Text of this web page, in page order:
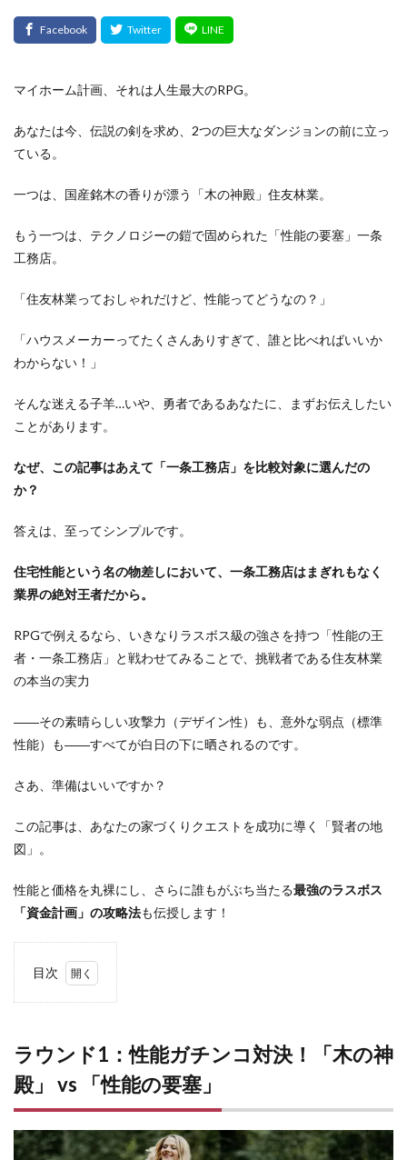
マイホーム計画、それは人生最大のRPG。
あなたは今、伝説の剣を求め、2つの巨大なダンジョンの前に立っ
ている。
一つは、国産銘木の香りが漂う「木の神殿」住友林業。
もう一つは、テクノロジーの鎧で固められた「性能の要塞」一条
工務店。
「住友林業っておしゃれだけど、性能ってどうなの？」
「ハウスメーカーってたくさんありすぎて、誰と比べればいいか
わからない！」
そんな迷える子羊…いや、勇者であるあなたに、まずお伝えしたい
ことがあります。
なぜ、この記事はあえて「一条工務店」を比較対象に選んだの
か？
答えは、至ってシンプルです。
住宅性能という名の物差しにおいて、一条工務店はまぎれもなく
業界の絶対王者だから。
RPGで例えるなら、いきなりラスボス級の強さを持つ「性能の王
者・一条工務店」と戦わせてみることで、挑戦者である住友林業
の本当の実力
――その素晴らしい攻撃力（デザイン性）も、意外な弱点（標準
性能）も――すべてが白日の下に晒されるのです。
さあ、準備はいいですか？
この記事は、あなたの家づくりクエストを成功に導く「賢者の地
図」。
性能と価格を丸裸にし、さらに誰もがぶち当たる最強のラスボス
「資金計画」の攻略法も伝授します！
目次
1：
性能
ガチ
ンコ
対
決！
「木
ラウンド1：性能ガチンコ対決！「木の神
殿」 vs 「性能の要塞」